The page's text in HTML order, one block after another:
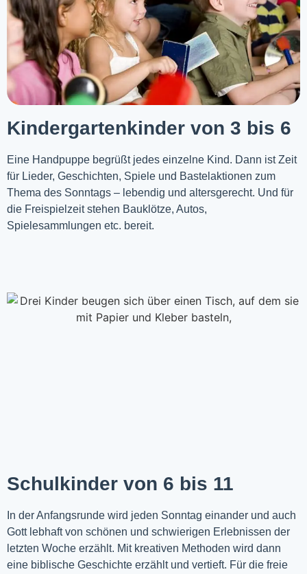
Kindergartenkinder von 3 bis 6
Eine Handpuppe begrüßt jedes einzelne Kind. Dann ist Zeit
für Lieder, Geschichten, Spiele und Bastelaktionen zum
Thema des Sonntags – lebendig und altersgerecht. Und für
die Freispielzeit stehen Bauklötze, Autos,
Spielesammlungen etc. bereit.
Schulkinder von 6 bis 11
In der Anfangsrunde wird jeden Sonntag einander und auch
Gott lebhaft von schönen und schwierigen Erlebnissen der
letzten Woche erzählt. Mit kreativen Methoden wird dann
eine biblische Geschichte erzählt und vertieft. Für die freie